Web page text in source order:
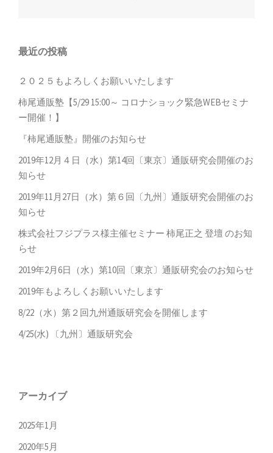
ゲ
ー
シ
ョ
ン
最近の投稿
２０２５もよろしくお願いいたします
柿尾通販塾【5/29 15:00～ コロナショック緊急WEBセミナ
ー開催！】
『柿尾通販塾』開催のお知らせ
2019年12月４日（水）第14回〔東京〕通販研究会開催のお
知らせ
2019年11月27日（水）第６回〔九州〕通販研究会開催のお
知らせ
株式会社フジプラス様主催セミナー 柿尾正之 登壇 のお知
らせ
2019年2月6日（水）第10回〔東京〕通販研究会のお知らせ
2019年もよろしくお願いいたします
8/22（水）第２回九州通販研究会を開催します
4/25(水) 〔九州〕通販研究会
アーカイブ
2025年1月
2020年5月